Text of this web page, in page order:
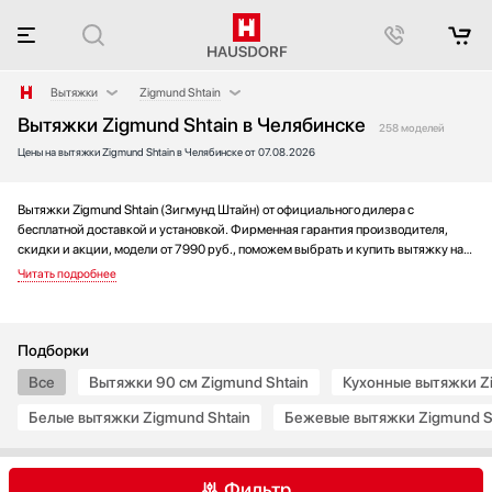
Вытяжки
Аксессуары
Аксессуары и принадлежности
Аромастанции
Барбекю
Варочные панели
Варочные центры
Весы
Zigmund Shtain
AEG
Asko
Bertazzoni
BORA
Elica
Falmec
Franke
Fulgor Milano
Вытяжки Zigmund Shtain в Челябинске
258 моделей
Цены на вытяжки Zigmund Shtain в Челябинске от 07.08.2026
Вытяжки Zigmund Shtain (Зигмунд Штайн) от официального дилера с
бесплатной доставкой и установкой. Фирменная гарантия производителя,
скидки и акции, модели от 7990 руб., поможем выбрать и купить вытяжку на
выгодных условиях без переплаты. Новинки и хиты года, отзывы покупателей
Подборки
Все
Вытяжки 90 см Zigmund Shtain
Кухонные вытяжки
Белые вытяжки Zigmund Shtain
Бежевые вытяжки Zigmund